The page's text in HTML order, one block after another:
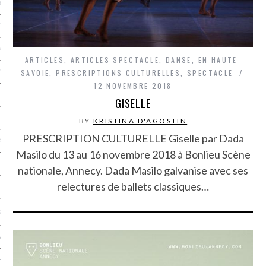
BONHEUR
GUERRE
ARTICLES ARTICLES SPECTACLE DANSE
EN HAUTE-
SAVOIE
,PRESCRIPTIONS CULTURELLES
SPECTACLE
12 NOVEMBRE 2018
GISELLE
BY KRISTINA D'AGOSTIN
PRESCRIPTION CULTURELLE Giselle par Dada
Masilo du 13 au 16 novembre 2018 à Bonlieu Scène
nationale, Annecy. Dada Masilo galvanise avec ses
relectures de ballets classiques…